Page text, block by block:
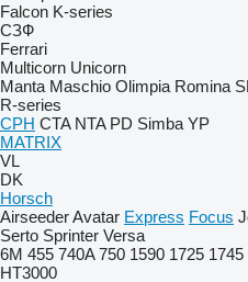
Falcon K-series
СЗФ
Ferrari
Multicorn Unicorn
Manta Maschio Olimpia Romina
R-series
CPH CTA NTA PD Simba YP
MATRIX
VL
DK
Horsch
AirseederAvatar Express Focus
Serto Sprinter Versa
6M 455 740A 750 1590 1725 1745
HT3000